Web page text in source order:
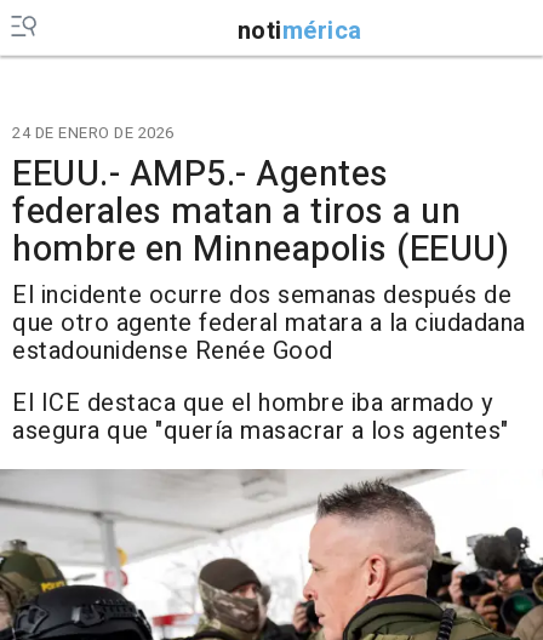
notimérica
24 DE ENERO DE 2026
EEUU.- AMP5.- Agentes
federales matan a tiros a un
hombre en Minneapolis (EEUU)
El incidente ocurre dos semanas después de
que otro agente federal matara a la ciudadana
estadounidense Renée Good
El ICE destaca que el hombre iba armado y
asegura que "quería masacrar a los agentes"